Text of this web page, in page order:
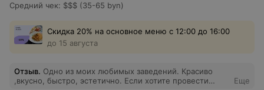
Средний чек: $$$ (35-65 byn)
Скидка 20% на основное меню с 12:00 до 16:00
до 15 августа
Отзыв. Одно из моих любимых заведений. Красиво
,вкусно, быстро, эстетично. Если хотите провести
Еще